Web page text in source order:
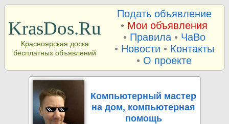
KrasDos.Ru
Красноярская доска
бесплатных объявлений
Подать объявление
• Мои объявления
• Правила• ЧаВо
• Новости • Контакты
• О проекте
Компьютерный мастер
на дом, компьютерная
помощь